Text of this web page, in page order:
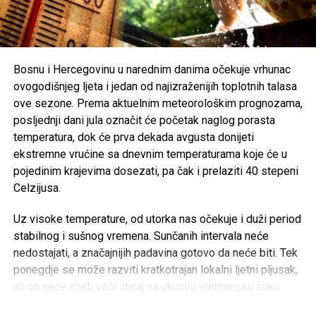
Brojni građani podržali su ovu odluku, ističući da u
trenucima kolektivne tuge solidarnost i suosjećanje moraju
biti ispred svih drugih interesa.
Rasprava koja se razvila na društvenim mrežama još
jednom je pokazala koliko je važno njegovati kulturu
empatije, poštovanja i odgovornosti, posebno u trenucima
kada cijela zajednica dijeli bol zbog nenadoknadivog
gubitka.
Tweet Share
Mail
Bosnu i Hercegovinu u narednim danima očekuje vrhunac
ovogodišnjeg ljeta i jedan od najizraženijih toplotnih talasa
ove sezone. Prema aktuelnim meteorološkim prognozama,
posljednji dani jula označit će početak naglog porasta
temperatura, dok će prva dekada avgusta donijeti
ekstremne vrućine sa dnevnim temperaturama koje će u
pojedinim krajevima dosezati, pa čak i prelaziti 40 stepeni
Celzijusa.
Uz visoke temperature, od utorka nas očekuje i duži period
stabilnog i sušnog vremena. Sunčanih intervala neće
nedostajati, a značajnijih padavina gotovo da neće biti. Tek
ponegdje se može razviti kratkotrajan lokalni ljetni pljusak,
ali on neće imati veći uticaj na ukupnu vremensku sliku.